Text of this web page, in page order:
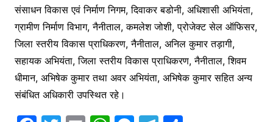
संसाधन विकास एवं निर्माण निगम, दिवाकर बडोनी, अधिशासी अभियंता,
ग्रामीण निर्माण विभाग, नैनीताल, कमलेश जोशी, प्रोजेक्ट सेल ऑफिसर,
जिला स्तरीय विकास प्राधिकरण, नैनीताल, अनिल कुमार तड़ागी,
सहायक अभियंता, जिला स्तरीय विकास प्राधिकरण, नैनीताल, शिवम
धीमान, अभिषेक कुमार तथा अवर अभियंता, अभिषेक कुमार सहित अन्य
संबंधित अधिकारी उपस्थित रहे।